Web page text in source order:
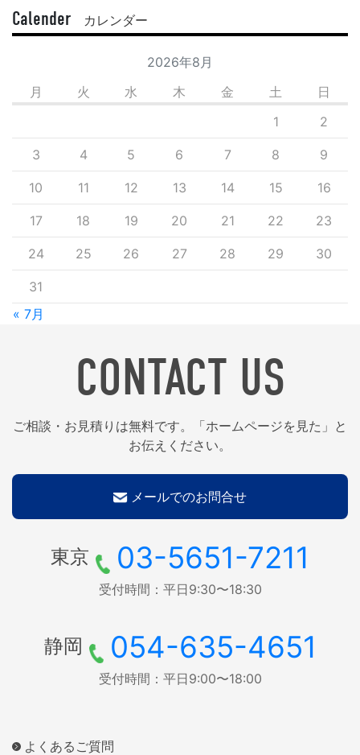
Calender カレンダー
2026年8月
月
火 水 木 金 土 日
« 7月
1 2
3 4 5 6 7 8 9
10 11 12 13 14 15 16
17 18 19 20 21 22 23
24 25 26 27 28 29 30
31
CONTACT US
ご相談・お見積りは無料です。「ホームページを見た」と
お伝えください。
メールでのお問合せ
東京 03-5651-7211
受付時間：平日9:30〜18:30
静岡 054-635-4651
受付時間：平日9:00〜18:00
よくあるご質問